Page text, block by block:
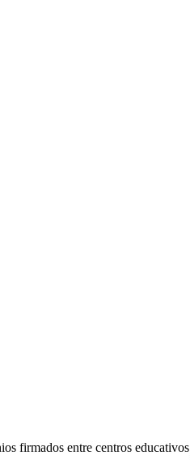
firmados entre centros